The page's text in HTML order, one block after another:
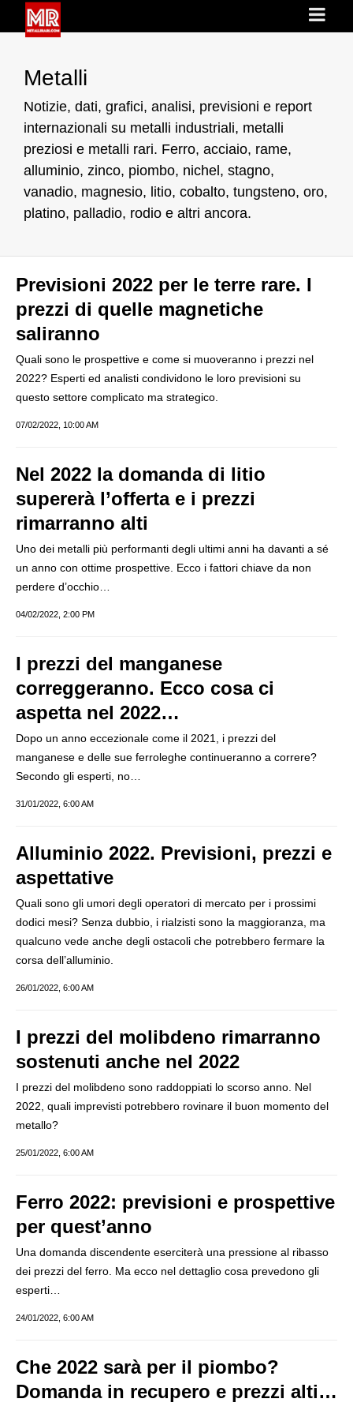
Metalli
Notizie, dati, grafici, analisi, previsioni e report
internazionali su metalli industriali, metalli
preziosi e metalli rari. Ferro, acciaio, rame,
alluminio, zinco, piombo, nichel, stagno,
vanadio, magnesio, litio, cobalto, tungsteno, oro,
platino, palladio, rodio e altri ancora.
Previsioni 2022 per le terre rare. I
prezzi di quelle magnetiche
saliranno
Quali sono le prospettive e come si muoveranno i prezzi nel
2022? Esperti ed analisti condividono le loro previsioni su
questo settore complicato ma strategico.
07/02/2022, 10:00 AM
Nel 2022 la domanda di litio
supererà l’offerta e i prezzi
rimarranno alti
Uno dei metalli più performanti degli ultimi anni ha davanti a sé
un anno con ottime prospettive. Ecco i fattori chiave da non
perdere d’occhio…
04/02/2022, 2:00 PM
I prezzi del manganese
correggeranno. Ecco cosa ci
aspetta nel 2022…
Dopo un anno eccezionale come il 2021, i prezzi del
manganese e delle sue ferroleghe continueranno a correre?
Secondo gli esperti, no…
31/01/2022, 6:00 AM
Alluminio 2022. Previsioni, prezzi e
aspettative
Quali sono gli umori degli operatori di mercato per i prossimi
dodici mesi? Senza dubbio, i rialzisti sono la maggioranza, ma
qualcuno vede anche degli ostacoli che potrebbero fermare la
corsa dell’alluminio.
26/01/2022, 6:00 AM
I prezzi del molibdeno rimarranno
sostenuti anche nel 2022
I prezzi del molibdeno sono raddoppiati lo scorso anno. Nel
2022, quali imprevisti potrebbero rovinare il buon momento del
metallo?
25/01/2022, 6:00 AM
Ferro 2022: previsioni e prospettive
per quest’anno
Una domanda discendente eserciterà una pressione al ribasso
dei prezzi del ferro. Ma ecco nel dettaglio cosa prevedono gli
esperti…
24/01/2022, 6:00 AM
Che 2022 sarà per il piombo?
Domanda in recupero e prezzi alti…